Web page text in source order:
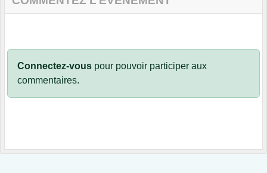
Connectez-vous pour pouvoir participer aux
commentaires.